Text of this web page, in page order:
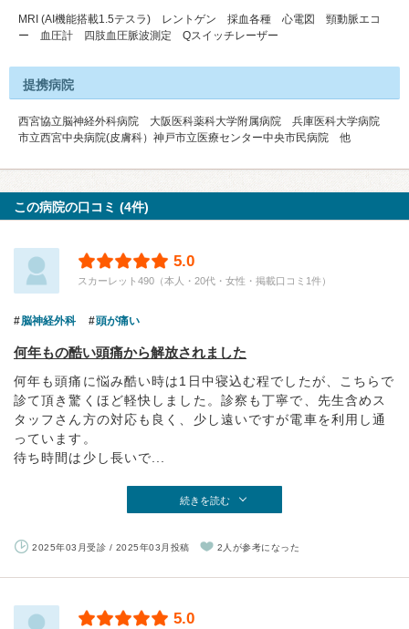
MRI (AI機能搭載1.5テスラ) レントゲン 採血各種 心電図 頸動脈エコ
ー 血圧計 四肢血圧脈波測定 Qスイッチレーザー
提携病院
西宮協立脳神経外科病院 大阪医科薬科大学附属病院 兵庫医科大学病院
市立西宮中央病院(皮膚科）神戸市立医療センター中央市民病院 他
この病院の口コミ (4件)
5.0
スカーレット490（本人・20代・女性・掲載口コミ1件）
脳神経外科 頭が痛い
何年もの酷い頭痛から解放されました
何年も頭痛に悩み酷い時は1日中寝込む程でしたが、こちらで
診て頂き驚くほど軽快しました。診察も丁寧で、先生含めス
タッフさん方の対応も良く、少し遠いですが電車を利用し通
っています。
待ち時間は少し長いで...
続きを読む
2025年03月受診 / 2025年03月投稿 2人が参考になった
5.0